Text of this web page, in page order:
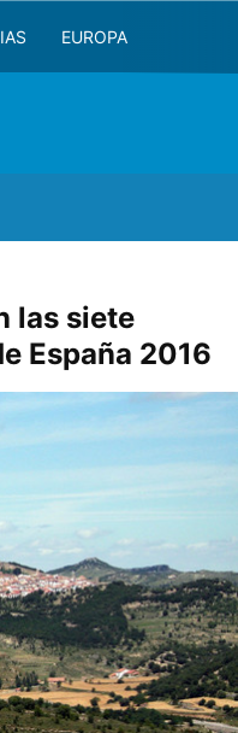
EUROPA
las siete
España 2016